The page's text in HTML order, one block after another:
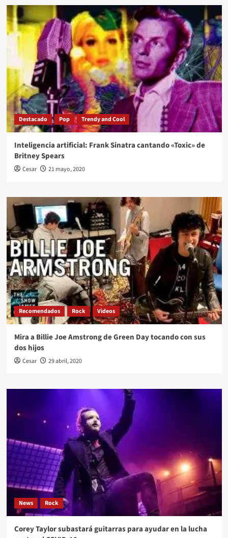
Destacado Pop Trendy and Cool
Inteligencia artificial: Frank Sinatra cantando «Toxic» de
Britney Spears
Cesar 21 mayo, 2020
Recomendados Rock Videos
Mira a Billie Joe Amstrong de Green Day tocando con sus
dos hijos
Cesar 29 abril, 2020
News Rock
Corey Taylor subastará guitarras para ayudar en la lucha